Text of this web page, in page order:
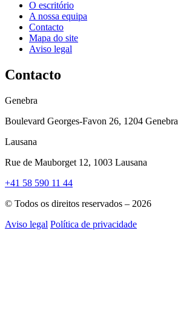
O escritório
A nossa equipa
Contacto
Mapa do site
Aviso legal
Contacto
Genebra
Boulevard Georges-Favon 26, 1204 Genebra
Lausana
Rue de Mauborget 12, 1003 Lausana
+41 58 590 11 44
© Todos os direitos reservados – 2026
Aviso legal Política de privacidade